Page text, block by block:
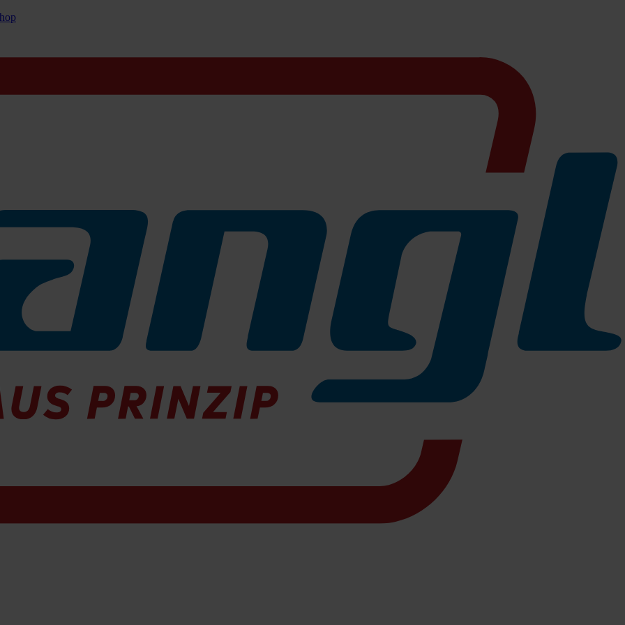
für Ihre Abfallsammlung. Die Kraftpapiersäcke sind biologisch abbaubar und kompostierbar gem. EN 13432.
Größen, sodass das Sammeln von Bio- und Gartenabfällen zum Kinderspiel wird.